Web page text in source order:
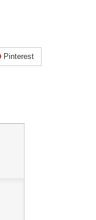
Pinterest